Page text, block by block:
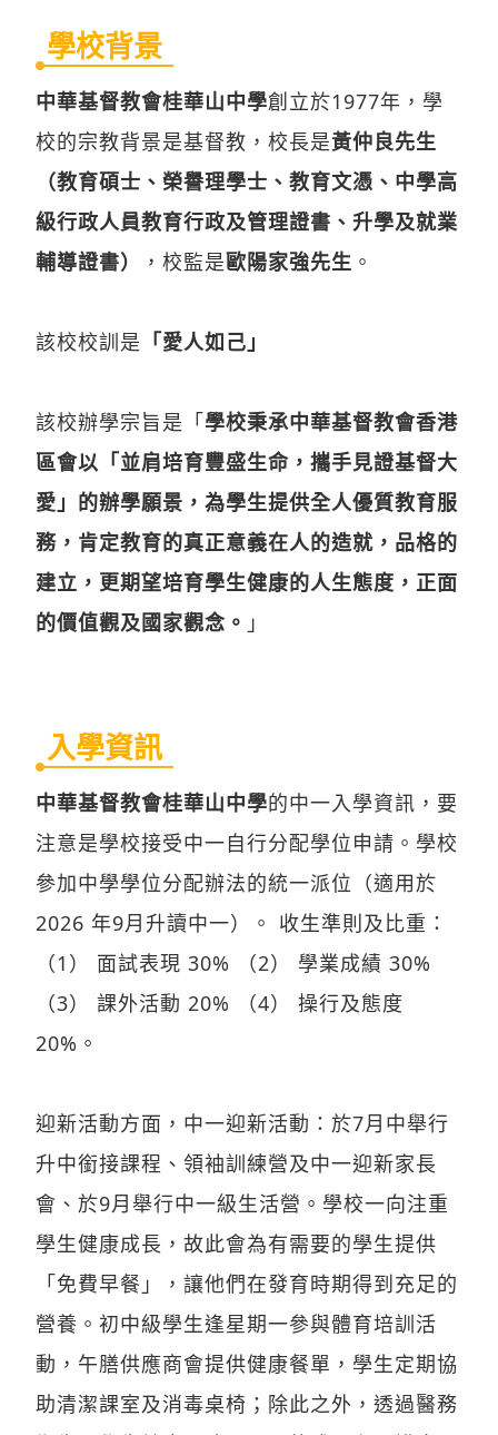
學校背景
中華基督教會桂華山中學創立於1977年，學
校的宗教背景是基督教，校長是黃仲良先生
（教育碩士、榮譽理學士、教育文憑、中學高
級行政人員教育行政及管理證書、升學及就業
輔導證書）
，校監是歐陽家強先生 。
該校校訓是 「愛人如己」
該校辦學宗旨是「學校秉承中華基督教會香港
區會以「並肩培育豐盛生命，攜手見證基督大
愛」的辦學願景，為學生提供全人優質教育服
務，肯定教育的真正意義在人的造就，品格的
建立，更期望培育學生健康的人生態度，正面
的價值觀及國家觀念。 」
入學資訊
中華基督教會桂華山中學的中一入學資訊，要
注意是學校接受中一自行分配學位申請。學校
參加中學學位分配辦法的統一派位（適用於
2026 年9月升讀中一）。 收生準則及比重：
（1） 面試表現 30% （2） 學業成績 30%
（3） 課外活動 20% （4） 操行及態度
20%。
迎新活動方面，中一迎新活動：於7月中舉行
升中銜接課程、領袖訓練營及中一迎新家長
會、於9月舉行中一級生活營。學校一向注重
學生健康成長，故此會為有需要的學生提供
「免費早餐」，讓他們在發育時期得到充足的
營養。初中級學生逢星期一參與體育培訓活
動，午膳供應商會提供健康餐單，學生定期協
助清潔課室及消毒桌椅；除此之外，透過醫務